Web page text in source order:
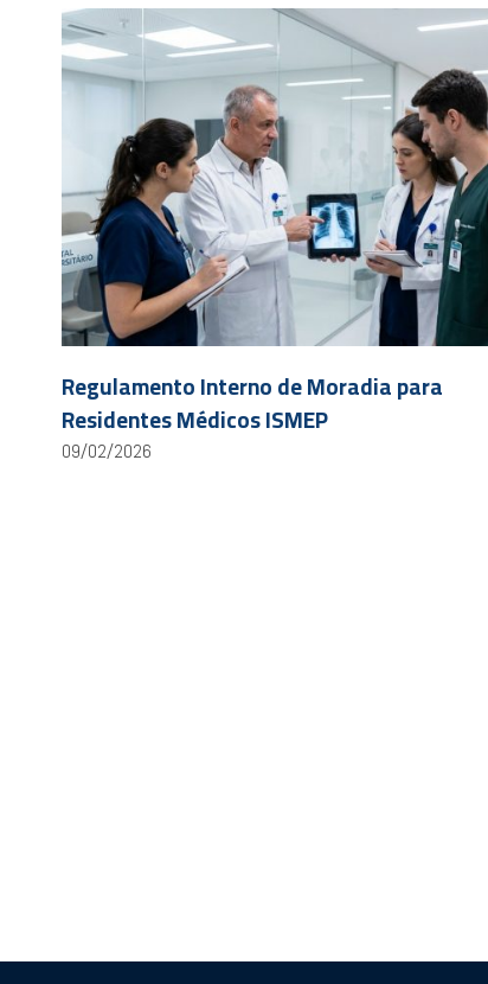
Regulamento Interno de Moradia para
Residentes Médicos ISMEP
09/02/2026